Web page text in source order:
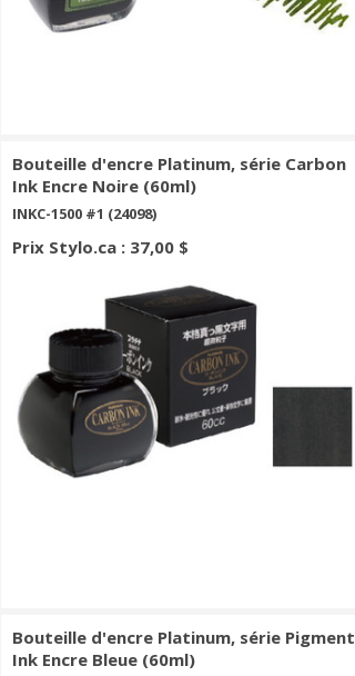
Bouteille d'encre Platinum, série Carbon
Ink Encre Noire (60ml)
INKC-1500 #1 (24098)
Prix Stylo.ca : 37,00 $
Bouteille d'encre Platinum, série Pigment
Ink Encre Bleue (60ml)